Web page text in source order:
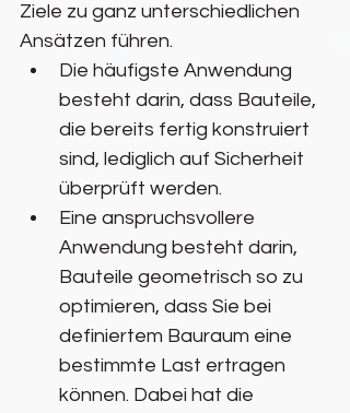
Ziele zu ganz unterschiedlichen
Ansätzen führen.
Die häufigste Anwendung
besteht darin, dass Bauteile,
die bereits fertig konstruiert
sind, lediglich auf Sicherheit
überprüft werden.
Eine anspruchsvollere
Anwendung besteht darin,
Bauteile geometrisch so zu
optimieren, dass Sie bei
definiertem Bauraum eine
bestimmte Last ertragen
können. Dabei hat die